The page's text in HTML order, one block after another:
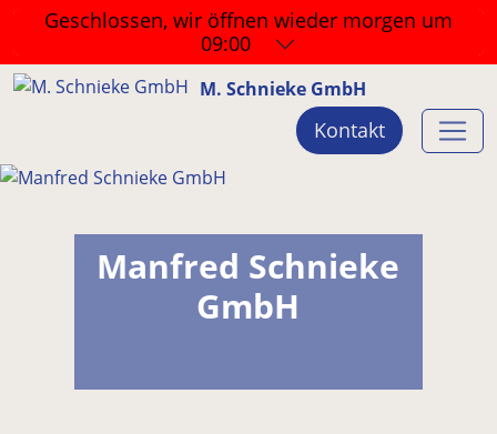
Geschlossen, wir öffnen wieder morgen um
09:00
M. Schnieke GmbH
Kontakt
Manfred Schnieke
GmbH